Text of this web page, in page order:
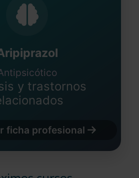
y trastornos
ficha profesional